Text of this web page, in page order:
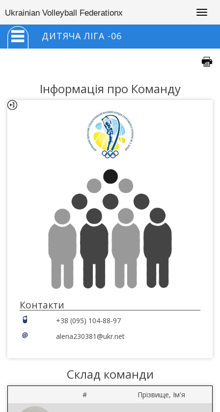
Ukrainian Volleyball Federationx
ДИТЯЧА ЛІГА -06
Інформація про Команду
Контакти
+38 (095) 104-88-97
alena230381@ukr.net
Склад команди
# Прізвище, Ім'я